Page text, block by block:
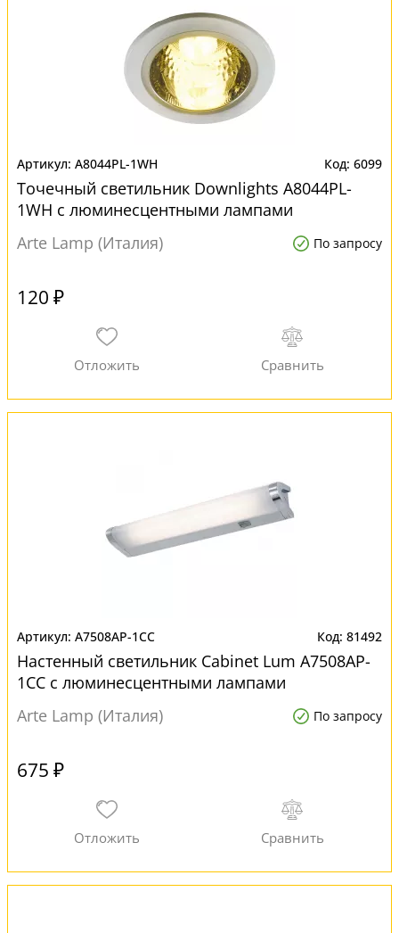
A8044PL-1WH 6099
Точечный светильник Downlights A8044PL-
1WH с люминесцентными лампами
Arte Lamp (Италия)
По запросу
120 ₽
A7508AP-1CC 81492
Настенный светильник Cabinet Lum A7508AP-
1CC с люминесцентными лампами
Arte Lamp (Италия)
По запросу
675 ₽